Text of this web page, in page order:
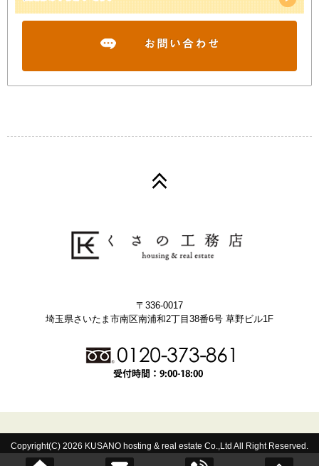
〒336-0017
埼玉県さいたま市南区南浦和2丁目38番6号 草野ビル1F
Copyright(C) 2026 KUSANO hosting & real estate Co.,Ltd All Right Reserved.